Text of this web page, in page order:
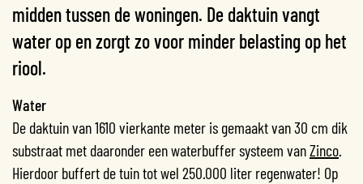
midden tussen de woningen. De daktuin vangt
water op en zorgt zo voor minder belasting op het
riool.
Water
De daktuin van 1610 vierkante meter is gemaakt van 30 cm dik
substraat met daaronder een waterbuffer systeem vanZinco
Hierdoor buffert de tuin tot wel 250.000 liter regenwater! Op